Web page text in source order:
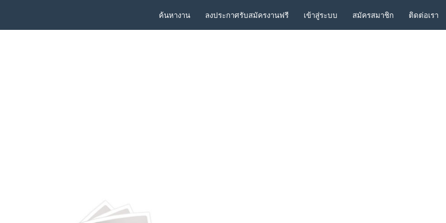
ค้นหางาน ลงประกาศรับสมัครงานฟรี เข้าสู่ระบบ สมัครสมาชิก ติดต่อเรา